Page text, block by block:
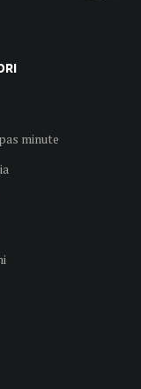
minute